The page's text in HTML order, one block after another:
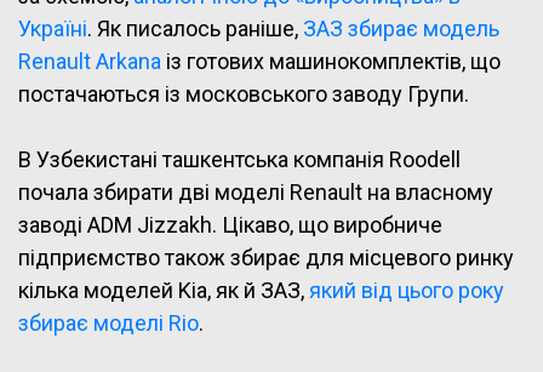
Україні. Як писалось раніше, ЗАЗ збирає модель
Renault Arkana із готових машинокомплектів, що
постачаються із московського заводу Групи.
В Узбекистані ташкентська компанія Roodell
почала збирати дві моделі Renault на власному
заводі ADM Jizzakh. Цікаво, що виробниче
підприємство також збирає для місцевого ринку
кілька моделей Kia, як й ЗАЗ, який від цього року
збирає моделі Rio.